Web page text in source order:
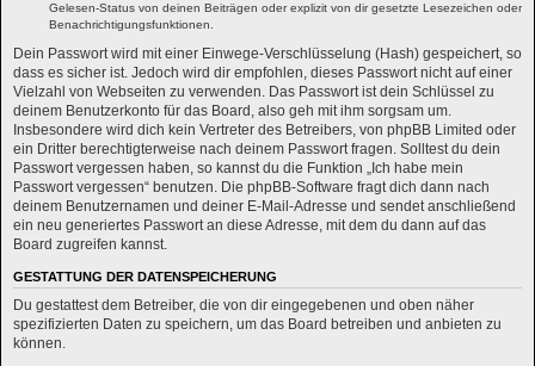
Gelesen-Status von deinen Beiträgen oder explizit von dir gesetzte Lesezeichen oder
Benachrichtigungsfunktionen.
Dein Passwort wird mit einer Einwege-Verschlüsselung (Hash) gespeichert, so
dass es sicher ist. Jedoch wird dir empfohlen, dieses Passwort nicht auf einer
Vielzahl von Webseiten zu verwenden. Das Passwort ist dein Schlüssel zu
deinem Benutzerkonto für das Board, also geh mit ihm sorgsam um.
Insbesondere wird dich kein Vertreter des Betreibers, von phpBB Limited oder
ein Dritter berechtigterweise nach deinem Passwort fragen. Solltest du dein
Passwort vergessen haben, so kannst du die Funktion „Ich habe mein
Passwort vergessen“ benutzen. Die phpBB-Software fragt dich dann nach
deinem Benutzernamen und deiner E-Mail-Adresse und sendet anschließend
ein neu generiertes Passwort an diese Adresse, mit dem du dann auf das
Board zugreifen kannst.
GESTATTUNG DER DATENSPEICHERUNG
Du gestattest dem Betreiber, die von dir eingegebenen und oben näher
spezifizierten Daten zu speichern, um das Board betreiben und anbieten zu
können.